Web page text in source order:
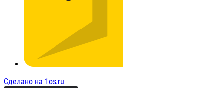
Сделано на 1os.ru